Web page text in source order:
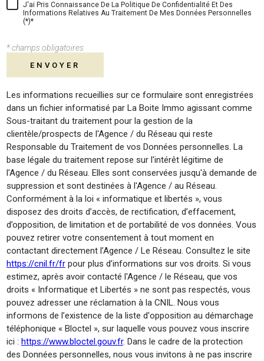
J'ai Pris Connaissance De La Politique De Confidentialité Et Des
Informations Relatives Au Traitement De Mes Données Personnelles
(*)*
* champs obligatoires
ENVOYER
Les informations recueillies sur ce formulaire sont enregistrées
dans un fichier informatisé par La Boite Immo agissant comme
Sous-traitant du traitement pour la gestion de la
clientèle/prospects de l'Agence / du Réseau qui reste
Responsable du Traitement de vos Données personnelles. La
base légale du traitement repose sur l'intérêt légitime de
l'Agence / du Réseau. Elles sont conservées jusqu'à demande de
suppression et sont destinées à l'Agence / au Réseau.
Conformément à la loi « informatique et libertés », vous
disposez des droits d’accès, de rectification, d’effacement,
d’opposition, de limitation et de portabilité de vos données. Vous
pouvez retirer votre consentement à tout moment en
contactant directement l’Agence / Le Réseau. Consultez le site
https://cnil.fr/fr pour plus d’informations sur vos droits. Si vous
estimez, après avoir contacté l'Agence / le Réseau, que vos
droits « Informatique et Libertés » ne sont pas respectés, vous
pouvez adresser une réclamation à la CNIL. Nous vous
informons de l’existence de la liste d'opposition au démarchage
téléphonique « Bloctel », sur laquelle vous pouvez vous inscrire
ici : https://www.bloctel.gouv.fr. Dans le cadre de la protection
des Données personnelles, nous vous invitons à ne pas inscrire